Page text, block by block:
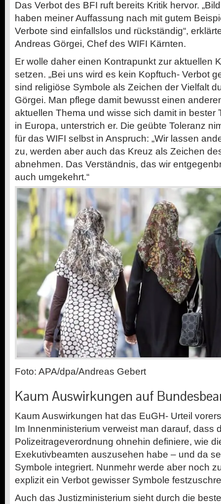
Das Verbot des BFI ruft bereits Kritik hervor.
haben meiner Auffassung nach mit gutem
Verbote sind einfallslos und rückständig“,
Andreas Görgei, Chef des WIFI Kärnten.
Er wolle daher einen Kontrapunkt zur aktuellen
setzen. „Bei uns wird es kein Kopftuch- Verbot
sind religiöse Symbole als Zeichen der Vielfalt
Görgei. Man pflege damit bewusst einen
aktuellen Thema und wisse sich damit in bester
in Europa, unterstrich er. Die geübte Toleranz
für das WIFI selbst in Anspruch: „Wir lassen
zu, werden aber auch das Kreuz als Zeichen
abnehmen. Das Verständnis, das wir
auch umgekehrt.“
Foto: APA/dpa/Andreas Gebert
Kaum Auswirkungen auf
Kaum Auswirkungen hat das EuGH- Urteil
Im Innenministerium verweist man darauf, dass
Polizeitrageverordnung ohnehin definiere, wie
Exekutivbeamten auszusehen habe – und da
Symbole integriert. Nunmehr werde aber noch
explizit ein Verbot gewisser Symbole
Auch das Justizministerium sieht durch die